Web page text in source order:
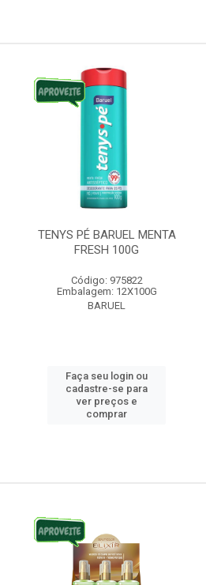
TENYS PÉ BARUEL MENTA
FRESH 100G
Código: 975822
Embalagem: 12X100G
BARUEL
Faça seu login ou
cadastre-se para
ver preços e
comprar